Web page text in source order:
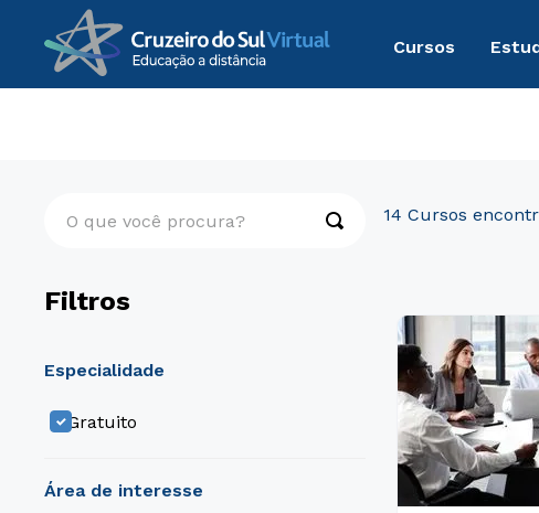
Cursos
Filtros
área de interesse
especialidade
Gratuito
14